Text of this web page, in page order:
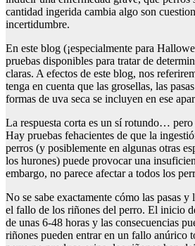
cantidad ingerida cambia algo son
incertidumbre.
En este blog (¡especialmente para
pruebas disponibles para tratar de
claras. A efectos de este blog, nos
tenga en cuenta que las grosellas, las
formas de uva seca se incluyen en ese
La respuesta corta es un sí rotundo… pero
Hay pruebas fehacientes de que la
perros (y posiblemente en algunas otras
los hurones) puede provocar una
embargo, no parece afectar a todos los
No se sabe exactamente cómo las pasas
el fallo de los riñones del perro. El inicio
de unas 6-48 horas y las consecuencias
riñones pueden entrar en un fallo anúrico